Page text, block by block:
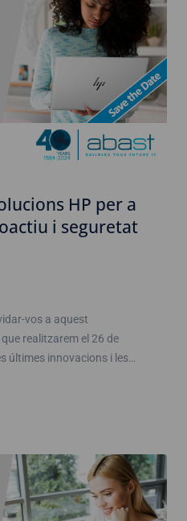
HP per a
i seguretat
vos a aquest
realitzarem el 26 de
últimes innovacions i les…